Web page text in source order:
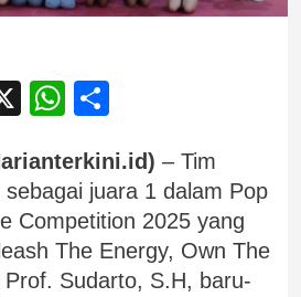
X WhatsApp
– Tim
juara 1 dalam Pop
Competition 2025 yang
The Energy, Own The
Prof. Sudarto, S.H, baru-